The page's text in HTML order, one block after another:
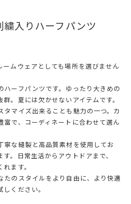
繍入りハーフパンツ
ームウェアとしても場所を選びません
ハーフパンツです。ゆったり大きめの
。夏には欠かせないアイテムです。
タマイズ出来ることも魅力の一つ。カ
富で、コーディネートに合わせて選ん
寧な縫製と高品質素材を使用してお
。日常生活からアウトドアまで、
ます。
たのスタイルをより自由に、より快適
ください。